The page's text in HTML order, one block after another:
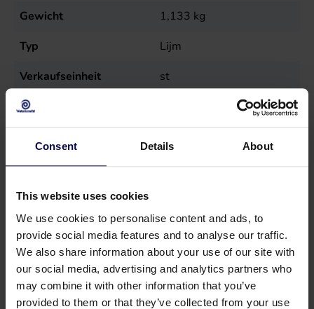
Consent Details About
This website uses cookies
We use cookies to personalise content and ads, to
provide social media features and to analyse our traffic.
We also share information about your use of our site with
our social media, advertising and analytics partners who
may combine it with other information that you’ve
provided to them or that they’ve collected from your use
Gewicht 1,133 kg
Typ
Lijm
Verkaufseinheit
st